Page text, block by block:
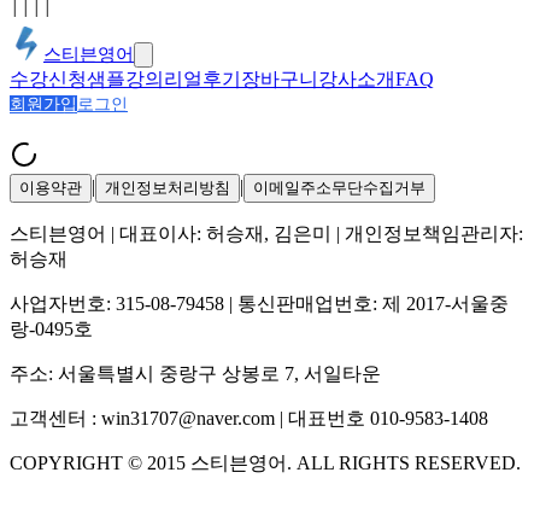
스티븐영어
수강신청샘플강의 리얼후기 장바구니 강사소개FAQ
회원가입 로그인
이용약관 | 개인정보처리방침 | 이메일주소무단수집거부
스티븐영어 | 대표이사: 허승재, 김은미
| 개인정보책임관리자:
허승재
사업자번호: 315-08-79458 | 통신판매업번호: 제 2017-서울중
랑-0495호
주소: 서울특별시 중랑구 상봉로 7, 서일타운
고객센터 : win31707@naver.com | 대표번호 010-9583-1408
COPYRIGHT © 2015 스티븐영어 . ALL RIGHTS RESERVED.